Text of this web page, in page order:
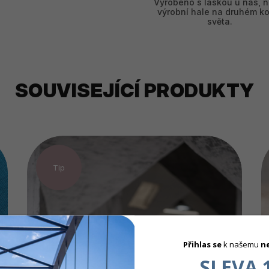
Vyrobeno s láskou u nás,
výrobní hale na druhém
světa.
SOUVISEJÍCÍ PRODUKTY
Tip
Přihlas sek našemu